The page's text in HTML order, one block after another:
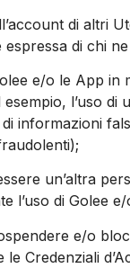
di altri
espressa di chi
e/o le App in
l’uso di
informazioni
un’altra
l’uso di Golee
e/o
le Credenziali